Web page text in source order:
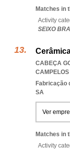
Matches in
Activity
SEIXO
CABEÇA
Fabricação
SA
Ver
Matches in
Activity